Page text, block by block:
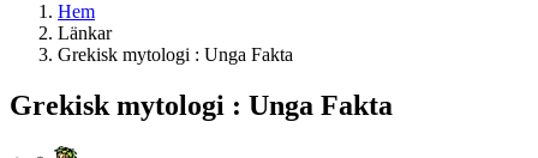
Hem
Länkar
Grekisk mytologi : Unga Fakta
Grekisk mytologi : Unga Fakta